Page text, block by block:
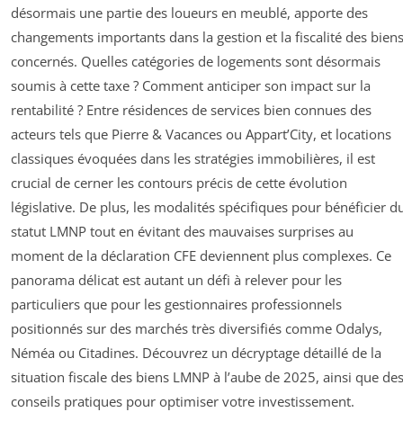
désormais une partie des loueurs en meublé, apporte des
changements importants dans la gestion et la fiscalité des biens
concernés. Quelles catégories de logements sont désormais
soumis à cette taxe ? Comment anticiper son impact sur la
rentabilité ? Entre résidences de services bien connues des
acteurs tels que Pierre & Vacances ou Appart’City, et locations
classiques évoquées dans les stratégies immobilières, il est
crucial de cerner les contours précis de cette évolution
législative. De plus, les modalités spécifiques pour bénéficier
statut LMNP tout en évitant des mauvaises surprises au
moment de la déclaration CFE deviennent plus complexes. Ce
panorama délicat est autant un défi à relever pour les
particuliers que pour les gestionnaires professionnels
positionnés sur des marchés très diversifiés comme Odalys,
Néméa ou Citadines. Découvrez un décryptage détaillé de la
situation fiscale des biens LMNP à l’aube de 2025, ainsi que des
conseils pratiques pour optimiser votre investissement.